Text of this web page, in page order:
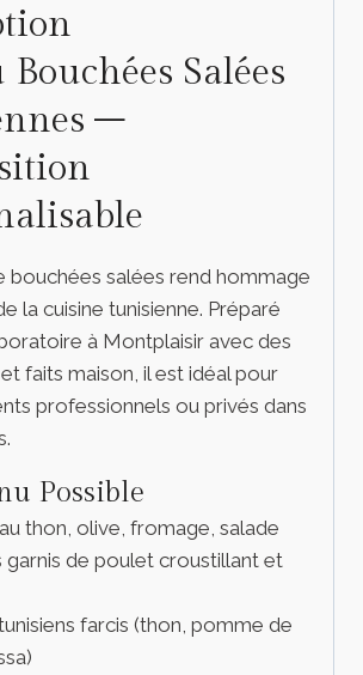
Salées
–
bouchées salées rend hommage
la cuisine tunisienne. Préparé
à Montplaisir avec des
faits maison, il est idéal pour
professionnels ou privés dans
Possible
thon, olive, fromage, salade
garnis de poulet croustillant et
farcis (thon, pomme de